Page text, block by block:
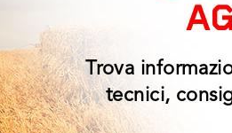
Trova
tecnici,